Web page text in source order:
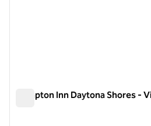
Hampton Inn Daytona Shores -